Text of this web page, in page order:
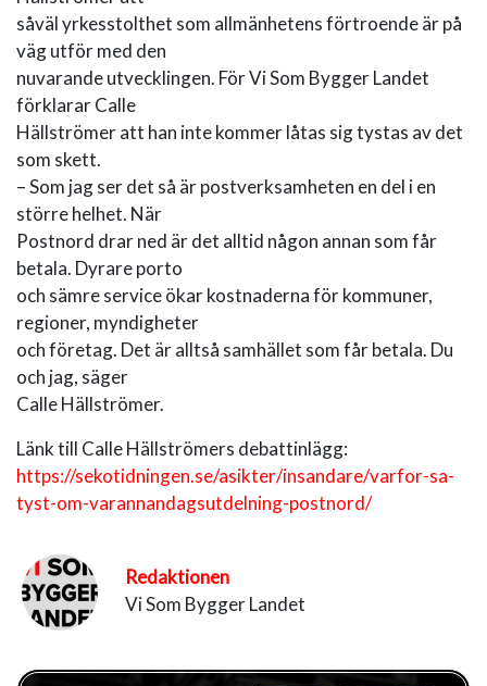
såväl yrkesstolthet som allmänhetens förtroende är på
väg utför med den
nuvarande utvecklingen. För Vi Som Bygger Landet
förklarar Calle
Hällströmer att han inte kommer låtas sig tystas av det
som skett.
– Som jag ser det så är postverksamheten en del i en
större helhet. När
Postnord drar ned är det alltid någon annan som får
betala. Dyrare porto
och sämre service ökar kostnaderna för kommuner,
regioner, myndigheter
och företag. Det är alltså samhället som får betala. Du
och jag, säger
Calle Hällströmer.
Länk till Calle Hällströmers debattinlägg:
https://sekotidningen.se/asikter/insandare/varfor-sa-
tyst-om-varannandagsutdelning-postnord/
Redaktionen
Vi Som Bygger Landet